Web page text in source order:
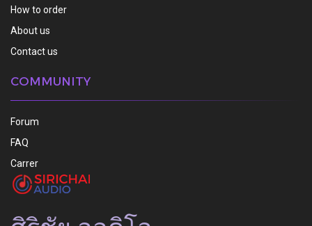
How to order
About us
Contact us
COMMUNITY
Forum
FAQ
Carrer